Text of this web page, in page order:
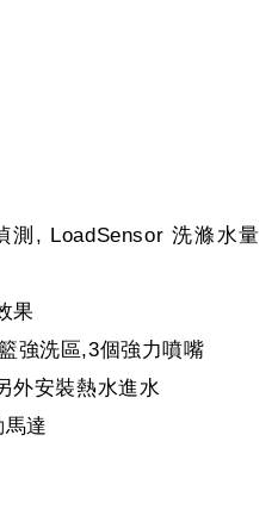
測, LoadSensor 洗滌水量
果
強洗區,3個強力噴嘴
外安裝熱水進水
達